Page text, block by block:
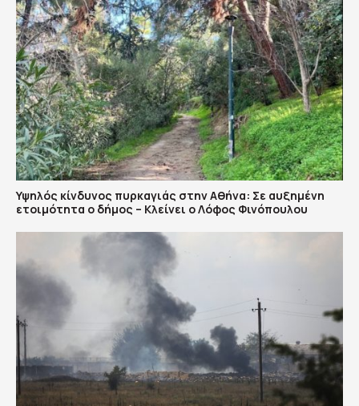
Υψηλός κίνδυνος πυρκαγιάς στην Αθήνα: Σε αυξημένη
ετοιμότητα ο δήμος – Κλείνει ο Λόφος Φινόπουλου